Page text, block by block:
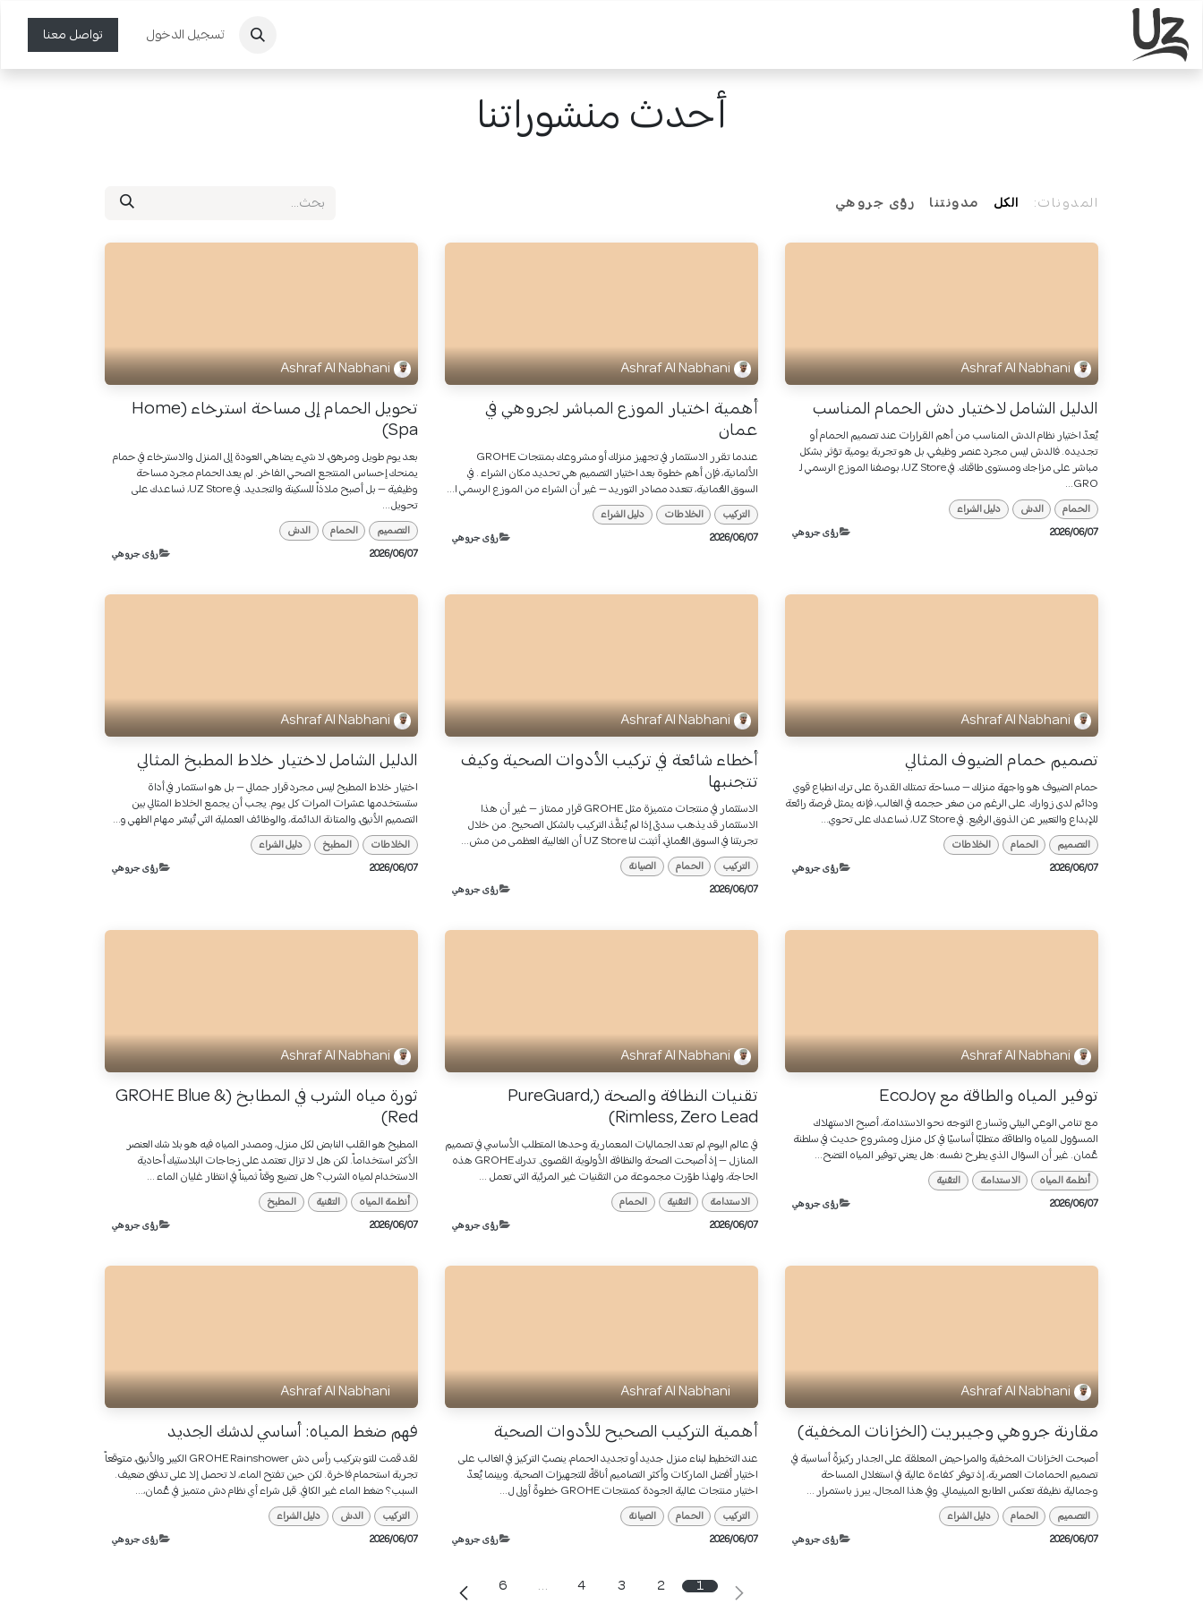
تخطي للذهاب إلى المحتوى
تسجيل الدخول تواصل معنا
أحدث منشوراتنا
المدونات: الكل مدونتنا رؤى جروهي
Ashraf Al Nabhani
الدليل الشامل لاختيار دش الحمام المناسب
يُعدّ اختيار نظام الدش المناسب من أهم القرارات عند تصميم الحمام أو
تجديده. فالدش ليس مجرد عنصر وظيفي، بل هو تجربة يومية تؤثر بشكل
مباشر على مزاجك ومستوى طاقتك. في UZ Store، بوصفنا الموزع الرسمي لـ
GRO...
الحمام الدش دليل الشراء
07‏/06‏/2026 رؤى جروهي
Ashraf Al Nabhani
أهمية اختيار الموزع المباشر لجروهي في
عمان
عندما تقرر الاستثمار في تجهيز منزلك أو مشروعك بمنتجات GROHE
الألمانية، فإن أهم خطوة بعد اختيار التصميم هي تحديد مكان الشراء . في
السوق العُمانية، تتعدد مصادر التوريد — غير أن الشراء من الموزع الرسمي ا...
التركيب الخلاطات دليل الشراء
07‏/06‏/2026 رؤى جروهي
Ashraf Al Nabhani
تحويل الحمام إلى مساحة استرخاء (Home
Spa)
بعد يوم طويل ومرهق، لا شيء يضاهي العودة إلى المنزل والاسترخاء في حمام
يمنحك إحساس المنتجع الصحي الفاخر. لم يعد الحمام مجرد مساحة
وظيفية — بل أصبح ملاذاً للسكينة والتجديد. في UZ Store، نساعدك على
تحويل...
التصميم الحمام الدش
07‏/06‏/2026 رؤى جروهي
Ashraf Al Nabhani
تصميم حمام الضيوف المثالي
حمام الضيوف هو واجهة منزلك — مساحة تمتلك القدرة على ترك انطباع قوي
ودائم لدى زوارك. على الرغم من صغر حجمه في الغالب، فإنه يمثل فرصة رائعة
للإبداع والتعبير عن الذوق الرفيع. في UZ Store، نساعدك على تحوي...
التصميم الحمام الخلاطات
07‏/06‏/2026 رؤى جروهي
Ashraf Al Nabhani
أخطاء شائعة في تركيب الأدوات الصحية وكيف
تتجنبها
الاستثمار في منتجات متميزة مثل GROHE قرار ممتاز — غير أن هذا
الاستثمار قد يذهب سدىً إذا لم يُنفَّذ التركيب بالشكل الصحيح. من خلال
تجربتنا في السوق العُماني، أثبتت لنا UZ Store أن الغالبية العظمى من مش...
التركيب الحمام الصيانة
07‏/06‏/2026 رؤى جروهي
Ashraf Al Nabhani
الدليل الشامل لاختيار خلاط المطبخ المثالي
اختيار خلاط المطبخ ليس مجرد قرار جمالي — بل هو استثمار في أداة
ستستخدمها عشرات المرات كل يوم. يجب أن يجمع الخلاط المثالي بين
التصميم الأنيق، والمتانة الدائمة، والوظائف العملية التي تُيسّر مهام الطهي و...
الخلاطات المطبخ دليل الشراء
07‏/06‏/2026 رؤى جروهي
Ashraf Al Nabhani
توفير المياه والطاقة مع EcoJoy
مع تنامي الوعي البيئي وتسارع التوجه نحو الاستدامة، أصبح الاستهلاك
المسؤول للمياه والطاقة متطلبًا أساسيًا في كل منزل ومشروع حديث في سلطنة
عُمان. غير أن السؤال الذي يطرح نفسه: هل يعني توفير المياه التضح...
أنظمة المياه الاستدامة التقنية
07‏/06‏/2026 رؤى جروهي
Ashraf Al Nabhani
تقنيات النظافة والصحة (PureGuard,
Rimless, Zero Lead)
في عالم اليوم، لم تعد الجماليات المعمارية وحدها المتطلب الأساسي في تصميم
المنازل — إذ أصبحت الصحة والنظافة الأولوية القصوى. تدرك GROHE هذه
الحاجة، ولهذا طوّرت مجموعة من التقنيات غير المرئية التي تعمل ...
الاستدامة التقنية الحمام
07‏/06‏/2026 رؤى جروهي
Ashraf Al Nabhani
ثورة مياه الشرب في المطابخ (GROHE Blue &
Red)
المطبخ هو القلب النابض لكل منزل، ومصدر المياه فيه هو بلا شك العنصر
الأكثر استخداماً. لكن هل لا تزال تعتمد على زجاجات البلاستيك أحادية
الاستخدام لمياه الشرب؟ هل تضيع وقتاً ثميناً في انتظار غليان الماء ...
أنظمة المياه التقنية المطبخ
07‏/06‏/2026 رؤى جروهي
Ashraf Al Nabhani
مقارنة جروهي وجيبريت (الخزانات المخفية)
أصبحت الخزانات المخفية والمراحيض المعلقة على الجدار ركيزةً أساسية في
تصميم الحمامات العصرية، إذ توفر كفاءة عالية في استغلال المساحة
وجمالية نظيفة تعكس الطابع المينيمالي. وفي هذا المجال، يبرز باستمرار ...
التصميم الحمام دليل الشراء
07‏/06‏/2026 رؤى جروهي
Ashraf Al Nabhani
أهمية التركيب الصحيح للأدوات الصحية
عند التخطيط لبناء منزل جديد أو تجديد الحمام، ينصبّ التركيز في الغالب على
اختيار أفضل الماركات وأكثر التصاميم أناقةً للتجهيزات الصحية. وبينما يُعدّ
اختيار منتجات عالية الجودة كمنتجات GROHE خطوةً أولى ل...
التركيب الحمام الصيانة
07‏/06‏/2026 رؤى جروهي
Ashraf Al Nabhani
فهم ضغط المياه: أساسي لدشك الجديد
لقد قمت للتو بتركيب رأس دش GROHE Rainshower الكبير والأنيق، متوقعاً
تجربة استحمام فاخرة. لكن حين تفتح الماء، لا تحصل إلا على تدفق ضعيف.
السبب؟ ضغط الماء غير الكافي. قبل شراء أي نظام دش متميز في عُمان،...
التركيب الدش دليل الشراء
07‏/06‏/2026 رؤى جروهي
1
2
3
4
…
6